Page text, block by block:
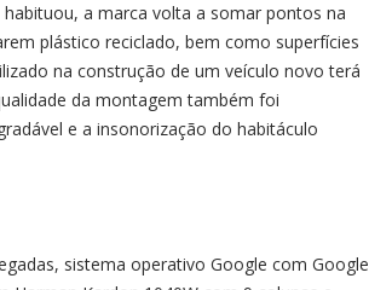
a marca volta a somar pontos na
plástico reciclado, bem como superfícies
na construção de um veículo novo terá
da montagem também foi
e a insonorização do habitáculo
sistema operativo Google com Google